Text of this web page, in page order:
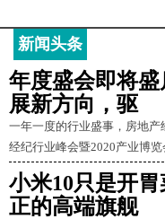
新闻头条
年度盛会即将
展新方向，驱
一年一度的行业盛事，房地
经纪行业峰会暨2020产业博览
小米10只是开
正的高端旗舰